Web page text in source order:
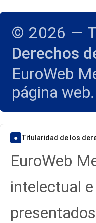
© 2026 —
Derechos
EuroWeb
página web.
● Titularidad de los
EuroWeb
intelectual